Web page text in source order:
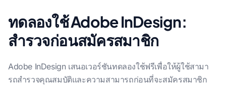
ทดลองใช้ Adobe InDesign:
สำรวจก่อนสมัครสมาชิก
Adobe InDesign เสนอเวอร์ชันทดลองใช้ฟรีเพื่อให้ผู้ใช้สามา
รถสํารวจคุณสมบัติและความสามารถก่อนที่จะสมัครสมาชิก